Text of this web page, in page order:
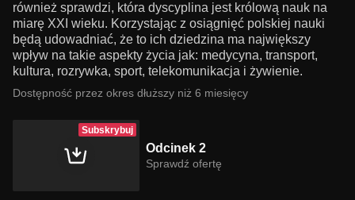
również sprawdzi, która dyscyplina jest królową nauk na
miarę XXI wieku. Korzystając z osiągnięć polskiej nauki
będą udowadniać, że to ich dziedzina ma największy
wpływ na takie aspekty życia jak: medycyna, transport,
kultura, rozrywka, sport, telekomunikacja i żywienie.
Dostępność przez okres dłuższy niż 6 miesięcy
Subskrybuj
Odcinek 2
Sprawdź ofertę